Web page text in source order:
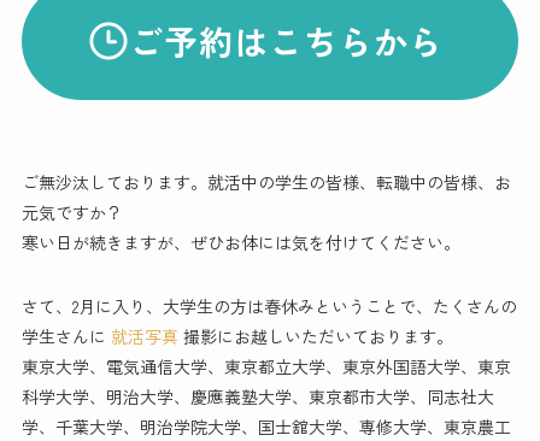
ご予約はこちらから
ご無沙汰しております。就活中の学生の皆様、転職中の皆様、お
元気ですか？
寒い日が続きますが、ぜひお体には気を付けてください。
さて、2月に入り、大学生の方は春休みということで、たくさんの
学生さんに 就活写真 撮影にお越しいただいております。
東京大学、電気通信大学、東京都立大学、東京外国語大学、東京
科学大学、明治大学、慶應義塾大学、東京都市大学、同志社大
学、千葉大学、明治学院大学、国士舘大学、専修大学、東京農工